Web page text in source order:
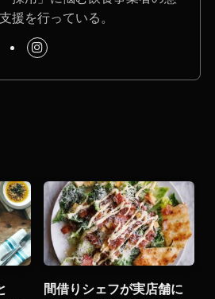
援を行っている。
間借りシェフが実店舗に